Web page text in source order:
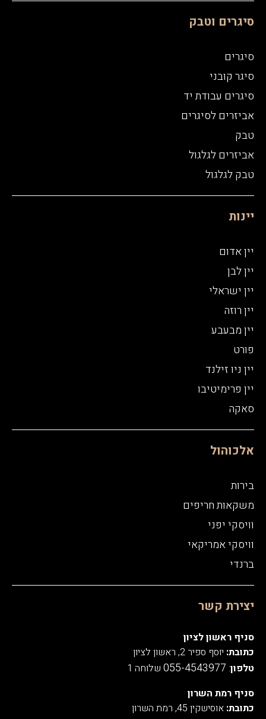
סיגרים וטבק
סיגרים
סיגר קובני
סיגרים עבודת יד
אביזרים לסיגרים
טבק
אביזרים לגלגול
טבק לגלגול
יינות
יין אדום
יין לבן
יין ישראלי
יין רוזה
יין מבעבע
פורט
יין ניו זילנד
יין פרימיטיבו
סאקה
אלכוהול
בירות
משקאות חריפים
וויסקי יפני
וויסקי אמריקאי
ברנדי
יצירת קשר
סניף ראשון לציון
כתובת: יוסף ספיר 2, ראשון לציון
טלפון:
055-4543977 שלוחה 1
סניף רמת השרון
כתובת: אוסישקין 45, רמת השרון